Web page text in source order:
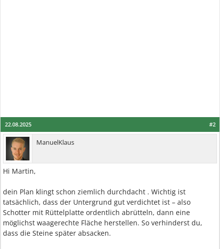
#2
22.08.2025
ManuelKlaus
Hi Martin,
dein Plan klingt schon ziemlich durchdacht . Wichtig ist
tatsächlich, dass der Untergrund gut verdichtet ist – also
Schotter mit Rüttelplatte ordentlich abrütteln, dann eine
möglichst waagerechte Fläche herstellen. So verhinderst du,
dass die Steine später absacken.